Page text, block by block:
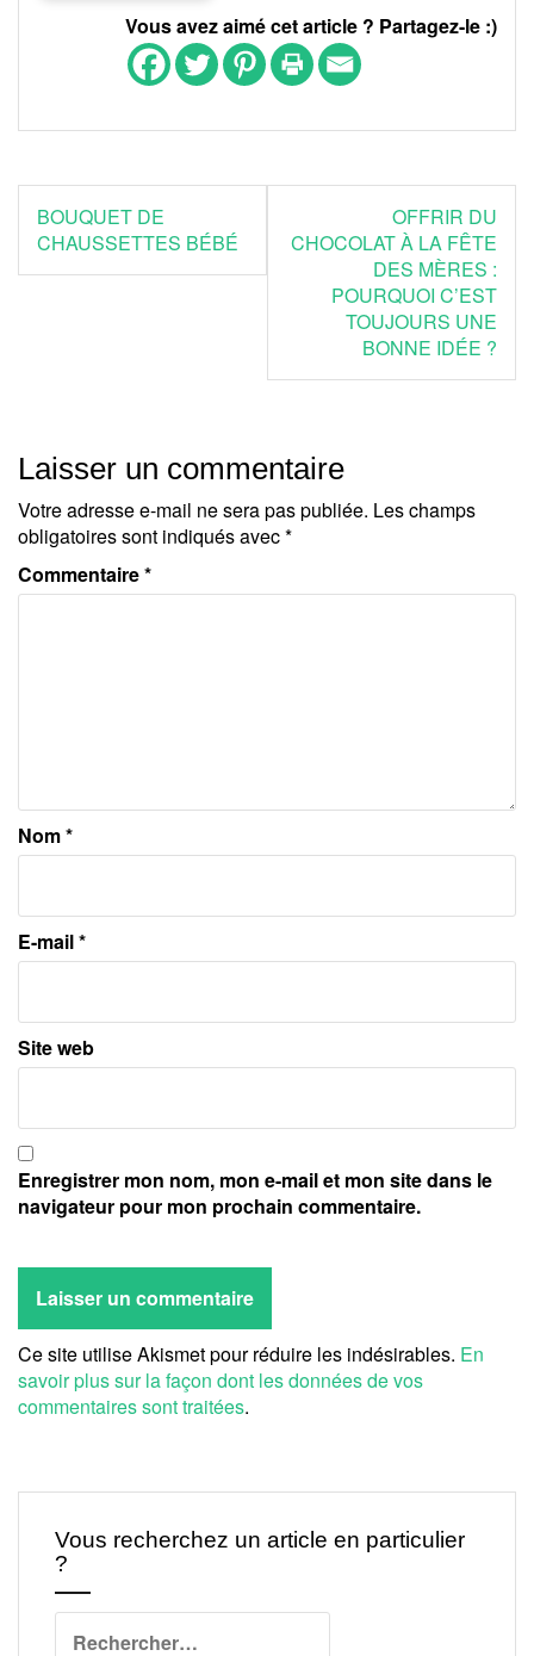
Vous avez aimé cet article ? Partagez-le :)
Navigation
de
l’article
BOUQUET DE
CHAUSSETTES BÉBÉ
OFFRIR DU
CHOCOLAT À LA FÊTE
DES MÈRES :
POURQUOI C’EST
TOUJOURS UNE
BONNE IDÉE ?
Laisser un commentaire
Votre adresse e-mail ne sera pas publiée. Les champs
obligatoires sont indiqués avec*
Commentaire*
Nom*
E-mail*
Site web
Enregistrer mon nom, mon e-mail et mon site dans le
navigateur pour mon prochain commentaire.
Ce site utilise Akismet pour réduire les indésirables. En
savoir plus sur la façon dont les données de vos
commentaires sont traitées.
Vous recherchez un article en particulier
?